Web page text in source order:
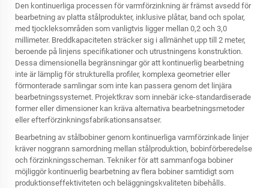
Den kontinuerliga processen för varmförzinkning är främst avsedd för
bearbetning av platta stålprodukter, inklusive plåtar, band och spolar,
med tjockleksområden som vanligtvis ligger mellan 0,2 och 3,0
millimeter. Breddkapaciteten sträcker sig i allmänhet upp till 2 meter,
beroende på linjens specifikationer och utrustningens konstruktion.
Dessa dimensionella begränsningar gör att kontinuerlig bearbetning
inte är lämplig för strukturella profiler, komplexa geometrier eller
förmonterade samlingar som inte kan passera genom det linjära
bearbetningssystemet. Projektkrav som innebär icke-standardiserade
former eller dimensioner kan kräva alternativa bearbetningsmetoder
eller efterförzinkningsfabrikationsansatser.
Bearbetning av stålbobiner genom kontinuerliga varmförzinkade linjer
kräver noggrann samordning mellan stålproduktion, bobinförberedelse
och förzinkningsscheman. Tekniker för att sammanfoga bobiner
möjliggör kontinuerlig bearbetning av flera bobiner samtidigt som
produktionseffektiviteten och beläggningskvaliteten bibehålls.